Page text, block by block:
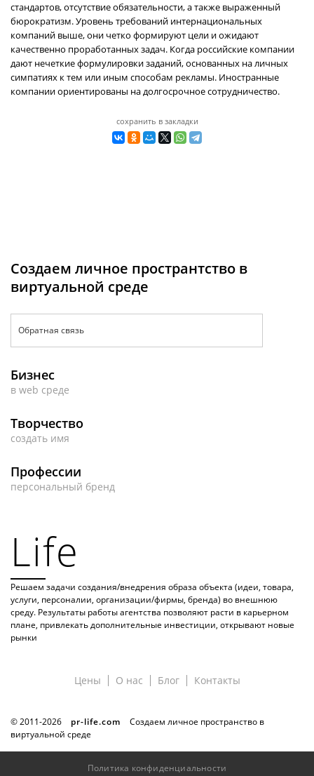
стандартов, отсутствие обязательности, а также выраженный
бюрократизм. Уровень требований интернациональных
компаний выше, они четко формируют цели и ожидают
качественно проработанных задач. Когда российские компании
дают нечеткие формулировки заданий, основанных на личных
симпатиях к тем или иным способам рекламы. Иностранные
компании ориентированы на долгосрочное сотрудничество.
сохранить в закладки
Создаем личное пространтство в
виртуальной среде
Обратная связь
Бизнес
в web среде
Творчество
создать имя
Профессии
персональный бренд
Life
Решаем задачи создания/внедрения образа объекта (идеи, товара,
услуги, персоналии, организации/фирмы, бренда) во внешнюю
среду. Результаты работы агентства позволяют расти в карьерном
плане, привлекать дополнительные инвестиции, открывают новые
рынки
Цены О нас Блог Контакты
© 2011-2026 pr-life.com
Создаем личное пространство в
виртуальной среде
Политика конфиденциальности